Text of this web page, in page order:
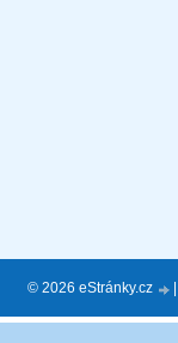
© 2026 eStránky.cz